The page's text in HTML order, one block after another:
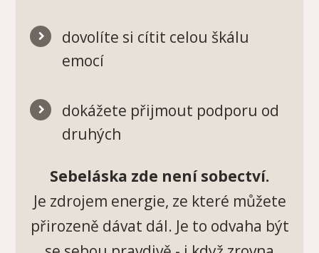
dovolíte si cítit celou škálu
emocí
dokážete přijmout podporu od
druhých
Sebeláska zde není sobectví.
Je zdrojem energie, ze které můžete
přirozeně dávat dál. Je to odvaha být